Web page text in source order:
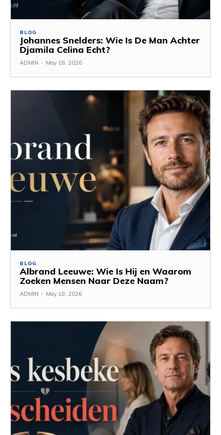
BLOG
Johannes Snelders: Wie Is De Man Achter
Djamila Celina Echt?
ADMIN - May 18, 2026
BLOG
Albrand Leeuwe: Wie Is Hij en Waarom
Zoeken Mensen Naar Deze Naam?
ADMIN - May 18, 2026